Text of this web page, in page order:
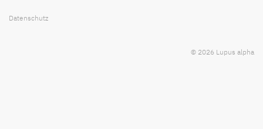
Datenschutz
© 2026 Lupus alpha